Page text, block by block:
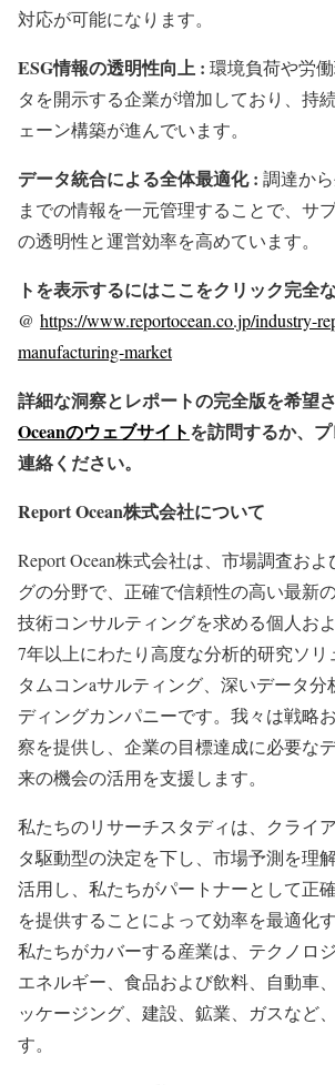
対応が可能になります。
ESG情報の透明性向上 : 環境負荷や労
タを開示する企業が増加しており、持
ェーン構築が進んでいます。
データ統合による全体最適化 : 調達か
までの情報を一元管理することで、サ
の透明性と運営効率を高めています。
トを表示するにはここをクリック完全
@ https://www.reportocean.co.jp/industry-
manufacturing-market
詳細な洞察とレポートの完全版を希望さ
Oceanのウェブサイトを訪問するか、
連絡ください。
Report Ocean株式会社について
Report Ocean株式会社は、市場調査お
グの分野で、正確で信頼性の高い最新
技術コンサルティングを求める個人お
7年以上にわたり高度な分析的研究ソリ
タムコンaサルティング、深いデータ分
ディングカンパニーです。我々は戦略
察を提供し、企業の目標達成に必要な
来の機会の活用を支援します。
私たちのリサーチスタディは、クライ
タ駆動型の決定を下し、市場予測を理
活用し、私たちがパートナーとして正
を提供することによって効率を最適化
私たちがカバーする産業は、テクノロ
エネルギー、食品および飲料、自動車
ッケージング、建設、鉱業、ガスなど
す。